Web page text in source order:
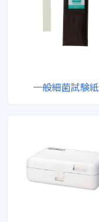
一般細菌試験紙